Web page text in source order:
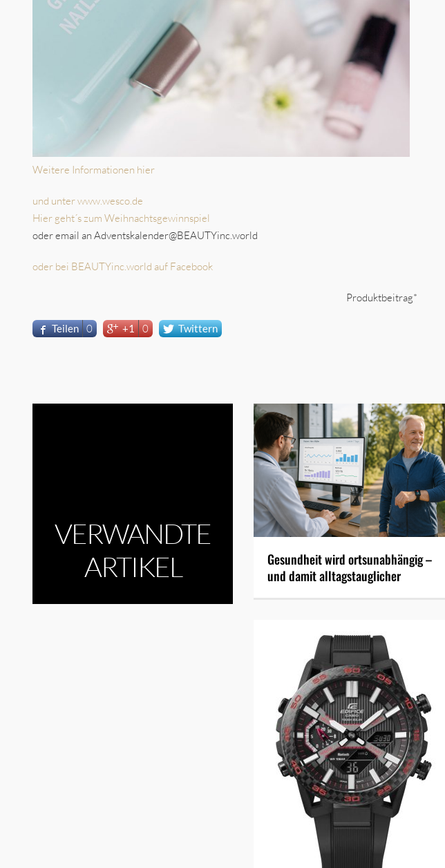
Weitere Informationen hier
und unter www.wesco.de
Hier geht´s zum Weihnachtsgewinnspiel
oder email an Adventskalender@BEAUTYinc.world
oder bei BEAUTYinc.world auf Facebook
Produktbeitrag*
Teilen 0 +1 0 Twittern
VERWANDTE
ARTIKEL
Gesundheit wird ortsunabhängig –
und damit alltagstauglicher